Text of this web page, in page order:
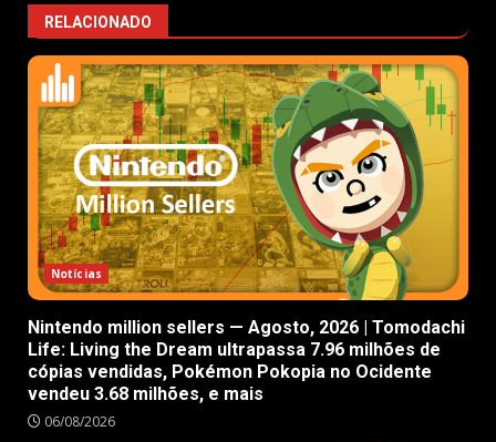
RELACIONADO
Notícias
Nintendo million sellers — Agosto, 2026 | Tomodachi
Life: Living the Dream ultrapassa 7.96 milhões de
cópias vendidas, Pokémon Pokopia no Ocidente
vendeu 3.68 milhões, e mais
06/08/2026